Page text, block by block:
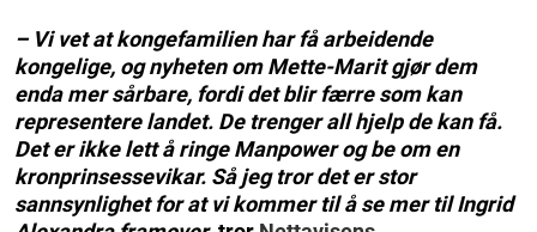
– Vi vet at kongefamilien har få arbeidende
kongelige, og nyheten om Mette-Marit gjør dem
enda mer sårbare, fordi det blir færre som kan
representere landet. De trenger all hjelp de kan få.
Det er ikke lett å ringe Manpower og be om en
kronprinsessevikar. Så jeg tror det er stor
sannsynlighet for at vi kommer til å se mer til Ingrid